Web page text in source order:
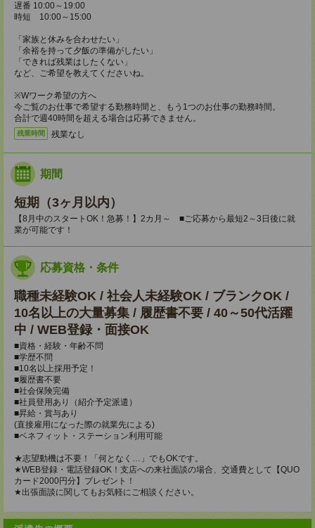
遅番 10:00～19:00
時短 10:00～15:00
「家族と休みを合わせたい」
「余裕を持って夕飯の準備がしたい」
「できれば残業はしたくない」
など、ご希望を教えてくださいね。
※Wワーク希望の方へ
今ご覧のお仕事で希望する勤務時間と、もう1つのお仕事の勤務時間。
合計で週40時間を超える場合は応募できません。
残業時間 残業なし
期間
短期（3ヶ月以内）
【8月中のスタートOK！急募！】2カ月～ ■ご応募から最短2～3日後に就
業が可能です！
応募資格・条件
職種未経験OK / 社会人未経験OK / ブランクOK /
10名以上の大量募集 / 履歴書不要 / 40～50代活躍
中 / WEB登録・面接OK
■資格・経験・年齢不問
■学歴不問
■10名以上採用予定！
■履歴書不要
■社会保険完備
■社員登用あり（紹介予定派遣）
■昇給・賞与あり
(直接雇用になった際の就業先による)
■ベネフィット・ステーション利用可能
★志望動機は不要！「何となく…」でもOKです。
★WEB登録・電話登録OK！支店への来社面談の場合、交通費として【QUO
カード2000円分】プレゼント！
★出張面談に関してもお気軽にご相談ください。